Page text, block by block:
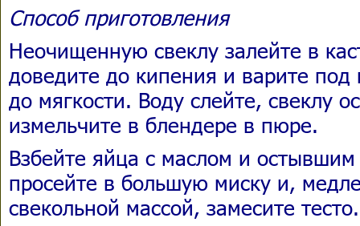
Способ приготовления
Неочищенную свеклу залейте в
доведите до кипения и варите
до мягкости. Воду слейте, свеклу
измельчите в блендере в пюре.
Взбейте яйца с маслом и
просейте в большую миску и,
свекольной массой, замесите тесто.